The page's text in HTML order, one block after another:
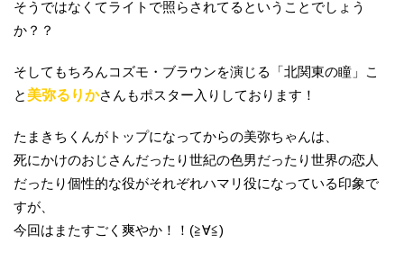
そうではなくてライトで照らされてるということでしょう
か？？
そしてもちろんコズモ・ブラウンを演じる「北関東の瞳」こ
と 美弥るりかさんもポスター入りしております！
たまきちくんがトップになってからの美弥ちゃんは、
死にかけのおじさんだったり世紀の色男だったり世界の恋人
だったり個性的な役がそれぞれハマリ役になっている印象で
すが、
今回はまたすごく爽やか！！(≧∀≦)